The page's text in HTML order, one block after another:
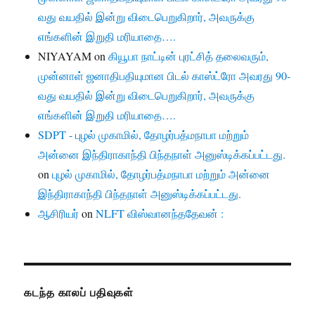
வது வயதில் இன்று விடைபெறுகிறார், அவருக்கு
எங்களின் இறுதி மரியாதை….
NIYAYAMonகியூபா நாட்டின் புரட்சித் தலைவரும்,
முன்னாள் ஜனாதிபதியுமான பிடல் காஸ்ட்ரோ அவரது 90-
வது வயதில் இன்று விடைபெறுகிறார், அவருக்கு
எங்களின் இறுதி மரியாதை….
SDPT - புழல் முகாமில், தோழர்பத்மநாபா மற்றும்
அன்னை இந்திராகாந்தி பிந்தநாள் அனுஸ்டிக்கப்பட்டது.
onபுழல் முகாமில், தோழர்பத்மநாபா மற்றும் அன்னை
இந்திராகாந்தி பிந்தநாள் அனுஸ்டிக்கப்பட்டது.
ஆசிரியர்onNLFT விஸ்வானந்ததேவன் :
கடந்த காலப் பதிவுகள்